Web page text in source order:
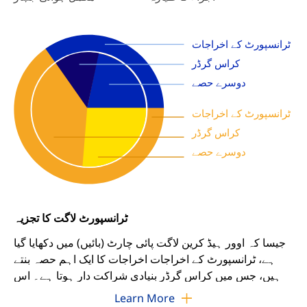
ٹرانسپورٹ کے اخراجات
کراس گرڈر
دوسرے حصے
ٹرانسپورٹ کے اخراجات
کراس گرڈر
دوسرے حصے
ٹرانسپورٹ لاگت کا تجزیہ
جیسا کہ اوور ہیڈ کرین لاگت پائی چارٹ (بائیں) میں دکھایا گیا
ہے، ٹرانسپورٹ کے اخراجات اخراجات کا ایک اہم حصہ بنتے
ہیں، جس میں کراس گرڈر بنیادی شراکت دار ہوتا ہے۔ اس
لاگت والے ڈرائیور کو حل کرتے ہوئے، ہم دو موزوں حل پیش
Learn More